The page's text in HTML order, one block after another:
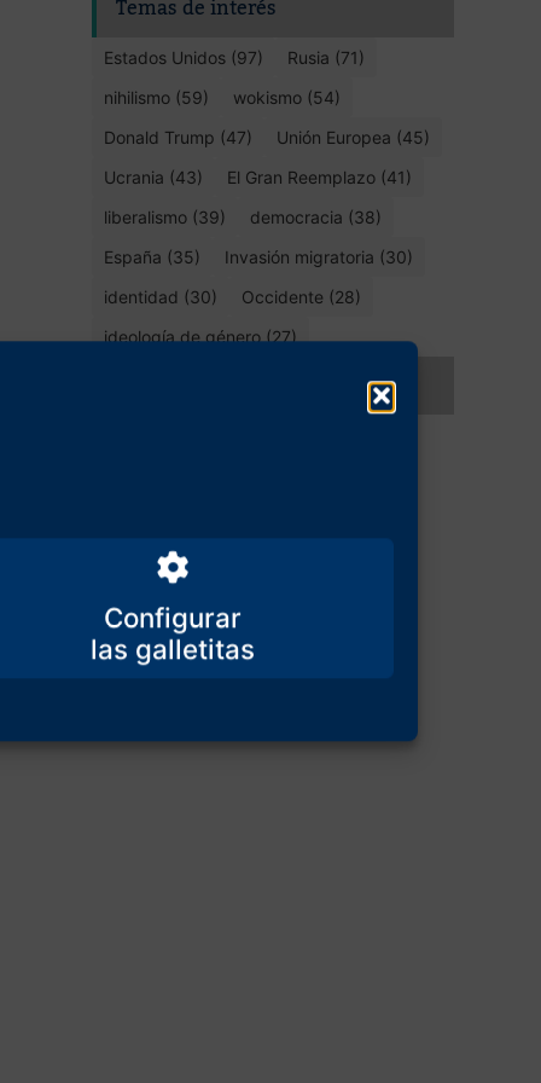
Configurar
Temas de interés
Estados Unidos (97)
Rusia (71)
nihilismo (59)
wokismo (54)
Donald Trump (47)
Unión Europea (45)
Ucrania (43)
El Gran Reemplazo (41)
liberalismo (39)
democracia (38)
España (35)
Invasión migratoria (30)
identidad (30)
Occidente (28)
ideología de género (27)